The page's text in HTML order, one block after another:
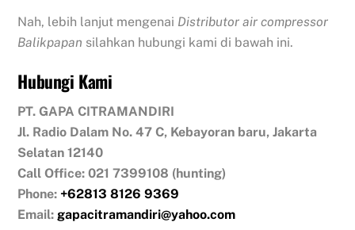
Nah, lebih lanjut mengenai Distributor air compressor
Balikpapan silahkan hubungi kami di bawah ini.
Hubungi Kami
PT. GAPA CITRAMANDIRI
Jl. Radio Dalam No. 47 C, Kebayoran baru, Jakarta
Selatan 12140
Call Office: 021 7399108 (hunting)
Phone: +62813 8126 9369
Email: gapacitramandiri@yahoo.com